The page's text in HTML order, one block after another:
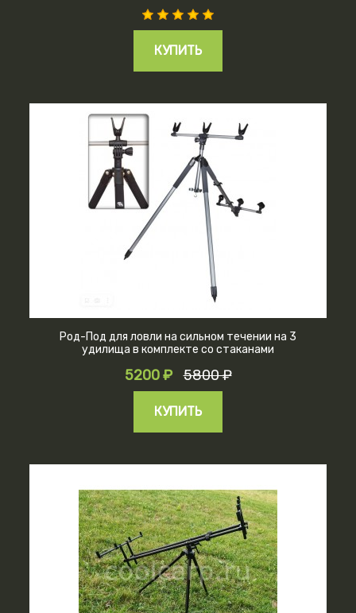
КУПИТЬ
Род-Под для ловли на сильном течении на 3
удилища в комплекте со стаканами
5200 ₽ 5800 ₽
КУПИТЬ